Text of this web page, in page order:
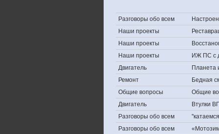
Разговоры обо всем
Наши проекты
Наши проекты
Наши проекты
ИЖ ПС с
Двигатель
Планета
Ремонт
Бедная
Общие вопросы
Общие
Двигатель
Втулки
Разговоры обо всем
Разговоры обо всем